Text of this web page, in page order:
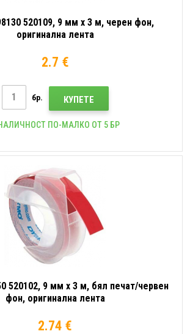
520109, 9 мм x 3 м, черен фон,
оригинална лента
2.7 €
бр. КУПЕТЕ
ПО-МАЛКО ОТ 5 БР
520102, 9 мм x 3 м, бял печат/червен
фон, оригинална лента
2.74 €